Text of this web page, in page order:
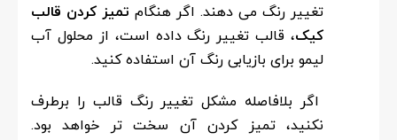
تغییر رنگ می دهند. اگر هنگام تمیز کردن قالب
کیک، قالب تغییر رنگ داده است، از محلول آب
لیمو برای بازیابی رنگ آن استفاده کنید.
اگر بلافاصله مشکل تغییر رنگ قالب را برطرف
نکنید، تمیز کردن آن سخت تر خواهد بود.